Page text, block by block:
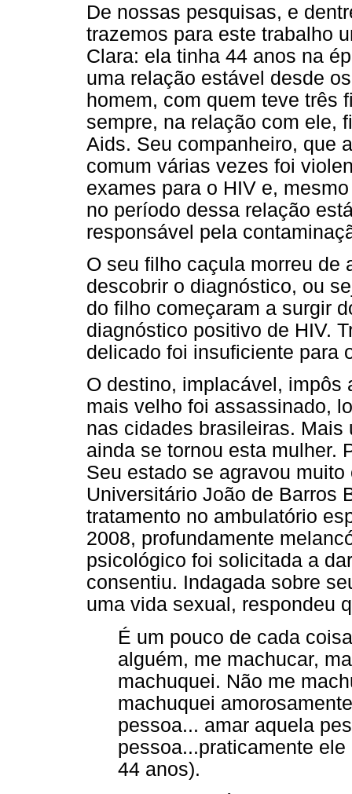
De nossas pesquisas, e
trazemos para este trabalho
Clara: ela tinha 44 anos na
uma relação estável desde
homem, com quem teve três
sempre, na relação com ele,
Aids. Seu companheiro, que
comum várias vezes foi
exames para o HIV e,
no período dessa relação
responsável pela
O seu filho caçula morreu de
descobrir o diagnóstico, ou
do filho começaram a surgir
diagnóstico positivo de HIV.
delicado foi insuficiente para
O destino, implacável, impôs
mais velho foi assassinado,
nas cidades brasileiras.
ainda se tornou esta mulher.
Seu estado se agravou
Universitário João de Barros
tratamento no ambulatório
2008, profundamente
psicológico foi solicitada a
consentiu. Indagada sobre
uma vida sexual, respondeu
É um pouco de cada
alguém, me machucar,
machuquei. Não me
machuquei
pessoa... amar aquela
pessoa...praticamente
44 anos).